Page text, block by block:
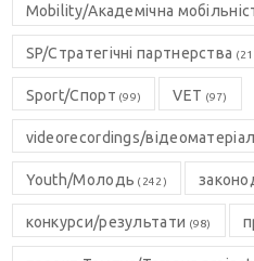
Mobility/Академічна
SP/Стратегічні партнерства
Sport/Спорт (99) VET (97)
videorecordings/
Youth/Молодь (242)
конкурси/результати (98)